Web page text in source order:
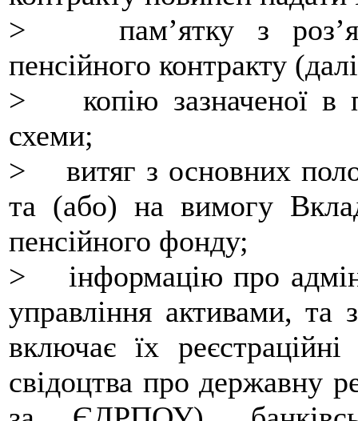
> пам’ятку з
пенсійного контракту
> копію зазначеної в
схеми;
> витяг з основних
та (або) на вимогу
пенсійного фонду;
> інформацію про
управління активами, та
включає їх
свідоцтва про державну